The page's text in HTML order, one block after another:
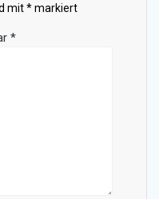
mit*markiert
*